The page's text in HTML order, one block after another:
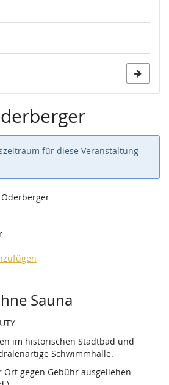
für diese Veranstaltung
Sauna
im historischen Stadtbad und
Schwimmhalle.
gegen Gebühr ausgeliehen